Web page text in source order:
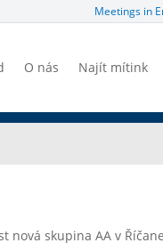
Meetings in
O nás Najít mítink
nová skupina AA v